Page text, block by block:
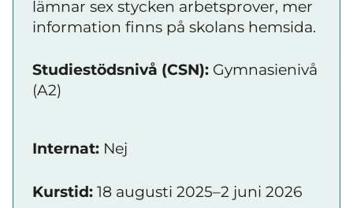
lämnar sex stycken arbetsprover, mer
information finns på skolans hemsida.
Studiestödsnivå (CSN): Gymnasienivå
(A2)
Internat: Nej
Kurstid: 18 augusti 2025–2 juni 2026